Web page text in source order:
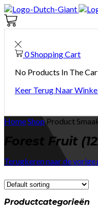
0Shopping Cart
No Products In The
Keer Terug Naar
HomeShop Product
Forest Fruit
Terugkeren naar de vorige
Productcategorieën